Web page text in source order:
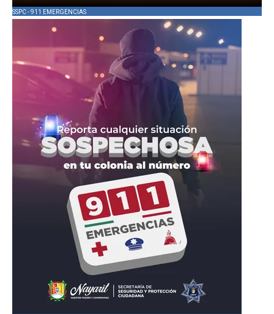
SSPC - 911 EMERGENCIAS